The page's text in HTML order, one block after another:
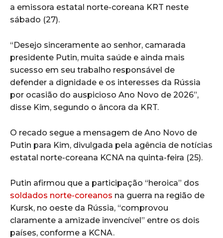
a emissora estatal norte-coreana KRT neste
sábado (27).
“Desejo sinceramente ao senhor, camarada
presidente Putin, muita saúde e ainda mais
sucesso em seu trabalho responsável de
defender a dignidade e os interesses da Rússia
por ocasião do auspicioso Ano Novo de 2026”,
disse Kim, segundo o âncora da KRT.
O recado segue a mensagem de Ano Novo de
Putin para Kim, divulgada pela agência de notícias
estatal norte-coreana KCNA na quinta-feira (25).
Putin afirmou que a participação “heroica” dos
soldados norte-coreanos na guerra na região de
Kursk, no oeste da Rússia, “comprovou
claramente a amizade invencível” entre os dois
países, conforme a KCNA.